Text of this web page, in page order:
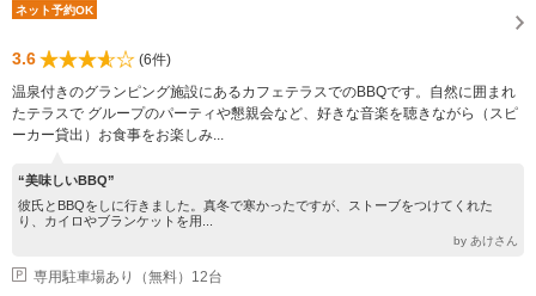
ネット予約OK
3.6
(6件)
温泉付きのグランピング施設にあるカフェテラスでのBBQです。自然に囲まれ
たテラスで グループのパーティや懇親会など、好きな音楽を聴きながら（スピ
ーカー貸出）お食事をお楽しみ...
“美味しいBBQ”
彼氏とBBQをしに行きました。真冬で寒かったですが、ストーブをつけてくれた
り、カイロやブランケットを用...
by あけさん
専用駐車場あり（無料）12台